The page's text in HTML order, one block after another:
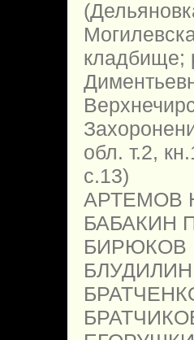
кладбище;
обл. т.2,
с.13)
АРТЕМОВ
БАБАКИН
БИРЮКОВ
БЛУДИЛИН